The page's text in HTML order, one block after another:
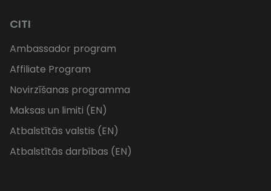
CITI
Ambassador program
Affiliate Program
Novirzīšanas programma
Maksas un limiti (EN)
Atbalstītās valstis (EN)
Atbalstītās darbības (EN)